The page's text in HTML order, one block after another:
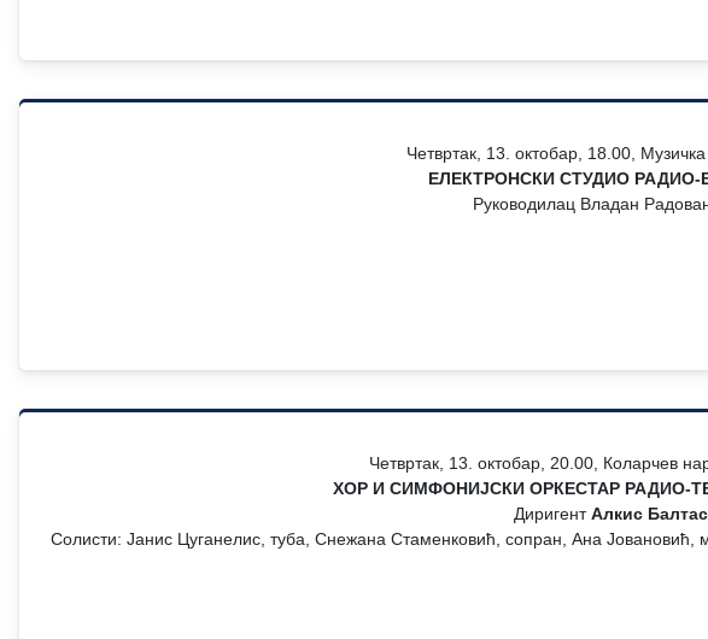
Четвртак, 13. октобар, 18.00,
ЕЛЕКТРОНСКИ СТУДИО РАДИО-
Руководилац Владан
Четвртак, 13. октобар, 20.00, Коларчев
ХОР И СИМФОНИЈСКИ ОРКЕСТАР РАДИО-
ДиригентАлкис Балтас
Солисти: Јанис Цуганелис, туба, Снежана Стаменковић, сопран, Ана